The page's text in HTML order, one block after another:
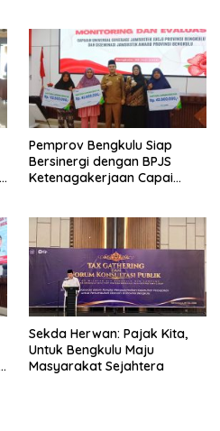
Masih Jadi Sorotan
Pemprov Bengkulu Siap
Bersinergi dengan BPJS
Ketenagakerjaan Capai
Sekda Herwan: Pajak Kita,
Untuk Bengkulu Maju
Masyarakat Sejahtera